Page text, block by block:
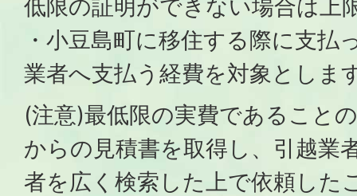
低限の証明ができない場合は上
・小豆島町に移住する際に支払
業者へ支払う経費を対象としま
(注意)最低限の実費であること
からの見積書を取得し、引越業
者を広く検索した上で依頼した